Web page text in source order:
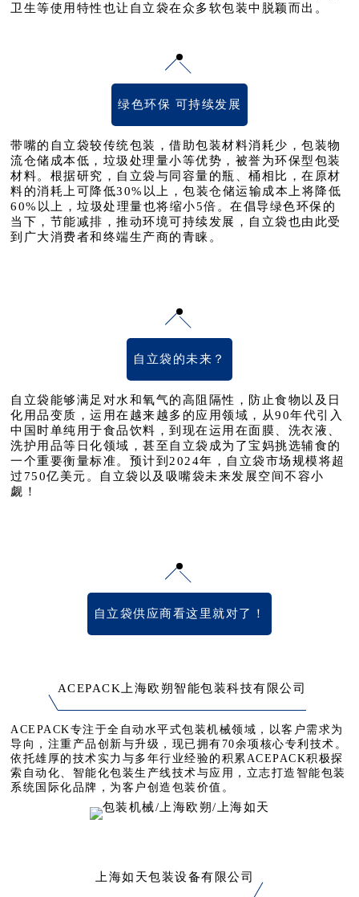
卫生等使用特性也让自立袋在众多软包装中脱颖而出。
绿色环保 可持续发展
带嘴的自立袋较传统包装，借助包装材料消耗少，包装物
流仓储成本低，垃圾处理量小等优势，被誉为环保型包装
材料。根据研究，自立袋与同容量的瓶、桶相比，在原材
料的消耗上可降低30%以上，包装仓储运输成本上将降低
60%以上，垃圾处理量也将缩小5倍。在倡导绿色环保的
当下，节能减排，推动环境可持续发展，自立袋也由此受
到广大消费者和终端生产商的青睐。
自立袋的未来？
自立袋能够满足对水和氧气的高阻隔性，防止食物以及日
化用品变质，运用在越来越多的应用领域，从90年代引入
中国时单纯用于食品饮料，到现在运用在面膜、洗衣液、
洗护用品等日化领域，甚至自立袋成为了宝妈挑选辅食的
一个重要衡量标准。预计到2024年，自立袋市场规模将超
过750亿美元。自立袋以及吸嘴袋未来发展空间不容小
觑！
自立袋供应商看这里就对了！
ACEPACK上海欧朔智能包装科技有限公司
ACEPACK专注于全自动水平式包装机械领域，以客户需求为
导向，注重产品创新与升级，现已拥有70余项核心专利技术。
依托雄厚的技术实力与多年行业经验的积累ACEPACK积极探
索自动化、智能化包装生产线技术与应用，立志打造智能包装
系统国际化品牌，为客户创造包装价值。
上海如天包装设备有限公司